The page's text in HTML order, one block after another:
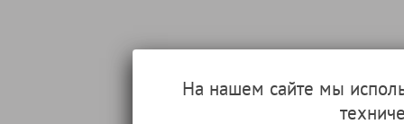
На нашем сайте мы